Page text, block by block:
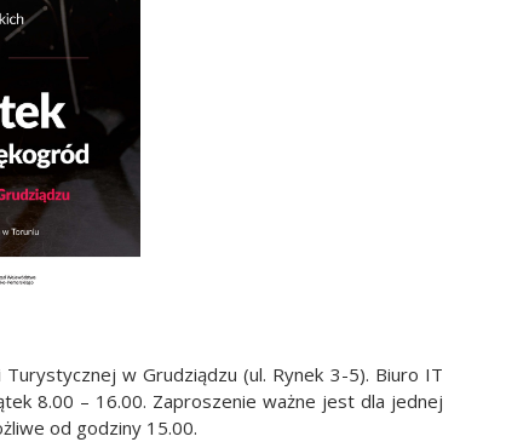
w Grudziądzu (ul. Rynek 3-5). Biuro IT
8.00 – 16.00. Zaproszenie ważne jest dla jednej
od godziny 15.00.